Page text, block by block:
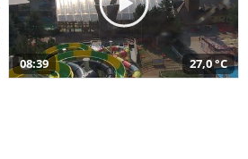
08:39 27,0 °C